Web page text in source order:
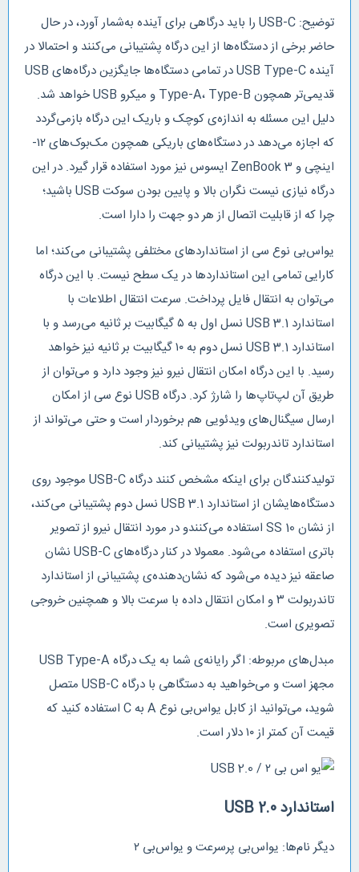
توضیح: USB-C را باید درگاهی برای آینده به‌شمار آورد، در حال
حاضر برخی از دستگاه‌ها از این درگاه پشتیبانی می‌کنند و احتمالا در
آینده USB Type-C در تمامی دستگاه‌ها جایگزین درگاه‌های USB
قدیمی‌تر همچون Type-A، Type-B و میکرو USB خواهد شد.
دلیل این مسئله به اندازه‌ی کوچک و باریک این درگاه بازمی‌گردد
که اجازه می‌دهد در دستگاه‌های باریکی همچون مک‌بوک‌های ‍۱۲-
اینچی و ZenBook 3 ایسوس نیز مورد استفاده قرار گیرد. در این
درگاه نیازی نیست نگران بالا و پایین بودن سوکت USB باشید؛
چرا که از قابلیت اتصال از هر دو جهت را دارا است.
یو‌اس‌بی نوع سی از استانداردهای مختلفی پشتیبانی می‌کند؛ اما
کارایی تمامی این استانداردها در یک سطح نیست. با این درگاه
می‌توان به انتقال فایل پرداخت. سرعت انتقال اطلاعات با
استاندارد USB 3.1 نسل اول به ۵ گیگابیت‌ بر ثانیه می‌رسد و با
استاندارد USB 3.1 نسل دوم به ۱۰ گیگابیت بر ثانیه نیز خواهد
رسید. با این درگاه امکان انتقال نیرو نیز وجود دارد و می‌توان از
طریق آن لپ‌تاپ‌ها را شارژ کرد. درگاه USB نوع سی از امکان
ارسال سیگنال‌های ویدئویی هم برخوردار است و حتی می‌تواند از
استاندارد تاندربولت نیز پشتیبانی کند.
تولیدکنندگان برای اینکه مشخص کنند درگاه USB-C موجود روی
دستگاه‌هایشان از استاندارد USB 3.1 نسل دوم پشتیبانی می‌کند،
از نشان SS 10 استفاده می‌کنندو در مورد انتقال نیرو از تصویر
باتری استفاده می‌شود. معمولا در کنار درگاه‌های USB-C نشان
صاعقه نیز دیده می‌شود که نشان‌دهنده‌ی پشتیبانی از استاندارد
تاندربولت ۳ و امکان انتقال داده با سرعت بالا و همچنین خروجی
تصویری است.
مبدل‌های مربوطه: اگر رایانه‌ی شما به یک درگاه USB Type-A
مجهز است و می‌خواهید به دستگاهی با درگاه USB-C متصل
شوید، می‌توانید از کابل یو‌اس‌بی نوع A به C استفاده کنید که
قیمت آن کمتر از ۱۰ دلار است.
استاندارد USB 2.0
دیگر نام‌ها: یو‌اس‌بی پرسرعت و یو‌اس‌بی ۲